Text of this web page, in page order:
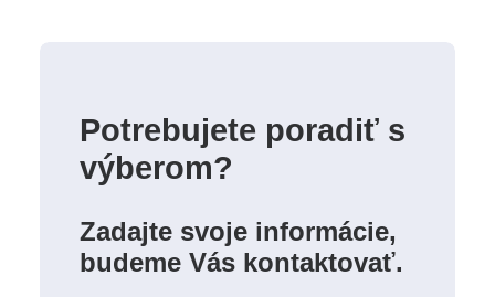
Potrebujete poradiť s
výberom?
Zadajte svoje informácie,
budeme Vás kontaktovať.